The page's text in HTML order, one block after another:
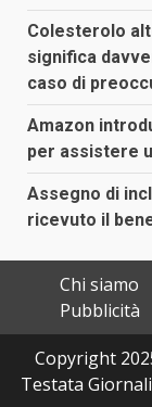
Colesterolo
significa
caso di
Amazon
per assistere
Assegno di
ricevuto il
Chi siamo
Pubblicità
Copyright
Testata